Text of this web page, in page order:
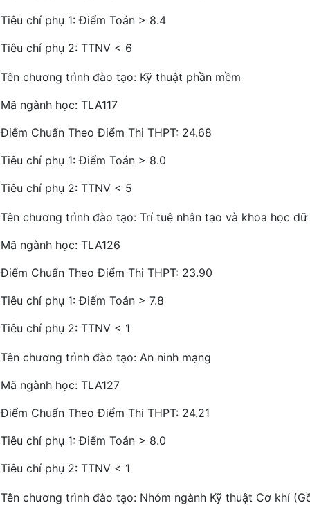
Tiêu chí phụ 1: Điểm Toán > 8.4
Tiêu chí phụ 2: TTNV < 6
Tên chương trình đào tạo: Kỹ thuật phần mềm
Mã ngành học: TLA117
Điểm Chuẩn Theo Điểm Thi THPT: 24.68
Tiêu chí phụ 1: Điểm Toán > 8.0
Tiêu chí phụ 2: TTNV < 5
Tên chương trình đào tạo: Trí tuệ nhân tạo và khoa học dữ
Mã ngành học: TLA126
Điểm Chuẩn Theo Điểm Thi THPT: 23.90
Tiêu chí phụ 1: Điếm Toán > 7.8
Tiêu chí phụ 2: TTNV < 1
Tên chương trình đào tạo: An ninh mạng
Mã ngành học: TLA127
Điểm Chuẩn Theo Điểm Thi THPT: 24.21
Tiêu chí phụ 1: Điểm Toán > 8.0
Tiêu chí phụ 2: TTNV < 1
Tên chương trình đào tạo: Nhóm ngành Kỹ thuật Cơ khí